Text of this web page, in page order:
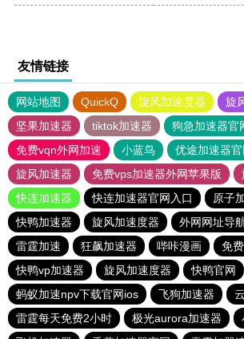
友情链接
网站地图 QuickQ 旋风加速度器
旋
坚果加速器
tiktok加速器
狗急加速器官
免费vqn外网加速
小蓝鸟 优途加速器官
旋风加速器
免费vps加速器外网苹果版
快连加速器
快连加速器官网入口
原子
快鸭加速器
旋风加速度器 外网网址导
雷霆加速
狂飙加速器 哔咔漫画
免
快鸭vp加速器
旋风加速度器 快鸭官网
蚂蚁加速npv下载官网ios
飞狗加速器
雷霆每天免费2小时
极光aurora加速器